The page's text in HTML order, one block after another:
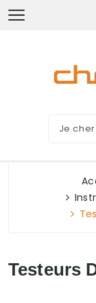
Testeurs